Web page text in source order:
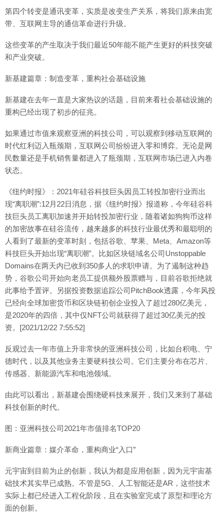
第四个转变是通讯变革，实质是改变生产关系，将我们原来由宽
带、互联网主导的通信革命进行升级。
这些变革的产生取决于我们最近50年能不能产生更好的科技突破
和产业突破。
新基建篇章：制造变革，重构社会基础设施
新基建在去年一直是大家热议的话题，目前来看社会基础设施的
重构已经出现了初步的征兆。
如果通过市值来观察亚洲的科技公司，可以观察到移动互联网的
时代红利迈入瓶颈期，互联网公司纷纷进入零和博弈。无论是网
民数量还是手机销售量都进入了瓶颈期，互联网市场已进入内卷
状态。
《纽约时报》：2021年硅谷科技巨头因员工转投加密行业而出
现“离职潮”:12月22日消息，据《纽约时报》报道称，今年硅谷科
技巨头员工离职加速并开始转投加密行业，随着诸如狗狗币这样
的加密故事在硅谷流传，越来越多的科技行业最优秀和最聪明的
人看到了最新的变革时刻，包括谷歌、苹果、Meta、Amazon等
科技巨头开始出现“离职潮”。比如区块链域名公司Unstoppable
Domains在两天内已收到350多人的求职申请。为了遏制这种趋
势，谷歌公司开始向老员工提供额外股票赠与，目前谷歌拒绝就
此事给予置评。另据投资数据追踪公司PitchBook透露，今年风投
已经向全球加密货币和区块链初创企业投入了超过280亿美元，
是2020年的四倍，其中仅NFT公司就获得了超过30亿美元的投
资。[2021/12/22 7:55:52]
反观过去一年市值上升非常快的亚洲科技公司，比如台积电、宁
德时代，以及其他业务主要硬科技公司。它们主要分布在芯片、
传感器、新能源汽车和电池领域。
由此可以看出，新基建会围绕硬科技来展开，我们又来到了基础
科技创新的时代。
图：亚洲科技公司2021年市值排名TOP20
新商业篇章：媒介革命，重构商业“入口”
元宇宙到目前为止的创新，我认为都是应用创新，因为元宇宙基
础技术其实早已成熟。不管是5G、人工智能还是AR，这些技术
实际上都已经进入工程化阶段，且在实验室完成了原型和理论方
面的创新。